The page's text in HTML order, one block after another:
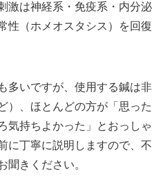
激は神経系・免疫系・内分泌
性（ホメオスタシス）を回復
多いですが、使用する鍼は非
）、ほとんどの方が「思った
気持ちよかった」とおっしゃ
に丁寧に説明しますので、不
聞きください。